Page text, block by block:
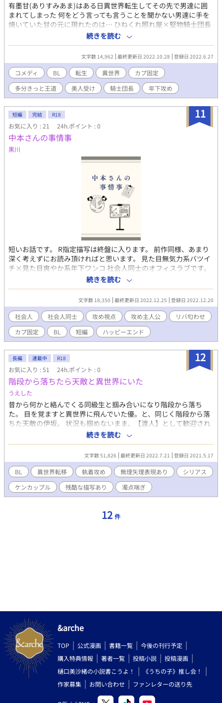
有墨甘(ありすみあま)はある日異世界転生してその先で男達に囲
まれてしまった 何をどう言っても言うことを聞かない男達に手を
焼いていた甘の元に現れたのは… ひねくれ照れ屋×堅物騎士団長
のイチャラブなラブコメです (書いた人は京都人では無いので方言
がちぐはぐな場合があります)(京都の方大変申し訳ございません)
続きを読む
文字数 14,962 最終更新日 2022.10.28 登録日 2022.6.27
コメディ BL 転生 異世界
カプ固定
多分きっと王道
美人受け 騎士団長 年下攻め
11
短編 完結 R18
お気に入り : 21 24h.ポイント : 0
中本さんの事情事
黒川
短いお話です。 R指定描写は終盤に入ります。 前作同様、あまり
深く考えずにお読み頂ければと思います。 見た目無気力系バツイ
チ×見た目爽やか系年下ワンコ 社会人同士のオフィスラブです。
攻視点の話です。 左右固定ですが、時々リバを匂わせる発言等が
あります。 前作「ミニマム男子の睦事」に、今回の2人がモブ程
度に登場してます。 隠れミ〇キー探し気分で前作もお読み頂ける
と小躍りします。 不定期ですが、別タイトル｢コトコトコトの番
外事｣にて、本作の番外編を更新してます。 もし、お時間がありま
したら、そちらも合わせてお付き合いくださいませ。
続きを読む
文字数 18,350 最終更新日 2022.12.25 登録日 2022.12.20
社会人 社会人同士 攻め視点 攻め主人公
リバ匂わせ
カプ固定
BL 短編 ハッピーエンド
12
長編 連載中 R18
お気に入り : 51 24h.ポイント : 0
階段から落ちたら天敵と異世界にいた
うえした
昔から何かと絡んでくる同級生と掴み合いになり階段から落ち
た。 目を覚ますと異世界に飛んでいた優。と、同じく階段から落
ちた天敵の伊坂。 状況も掴めないまま、【渡人】として歓迎され
る二人だが、違和感を覚える。 そして、体内で何かが邪魔をして
マナに適応できない優は度々気絶してしまう。このまま行くと衰
弱死。 帰る手段を探す前にマナに適応する必要があり、その手段
として提示されたのは嫌いな伊坂とセックスをすることだった。
□とにかく攻めが受けにくそでか感情を抱いている話がベースで
す。 ■伊坂×優のカプ固定。ただ作中で攻め←脇キャラや他キャ
ラ×(←)優の表現がありますが、メインは変わりません。 □受け
も攻めもどこかこじらせています。攻めは多分いろんな意味で変
イトノベルズで先に投稿してます。
続きを読む
文字数 51,826 最終更新日 2022.7.21 登録日 2021.5.17
BL 異世界転移 執着攻め 無理矢理表現あり
シリアス
ケンカップル
残酷な描写あり 濁点喘ぎ
12 件
&arche
TOP 公式漫画 書籍一覧
今後の刊行予定
購入特典情報
著者一覧 投稿小説
投稿漫画
樋口美沙緒の小説書こうよ！
《うちの子》推し会！
作家募集
お問い合わせ ファンレターの送り先